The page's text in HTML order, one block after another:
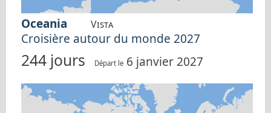
Oceania Vista
Croisière autour du monde 2027
244 jours Départ le 6 janvier 2027